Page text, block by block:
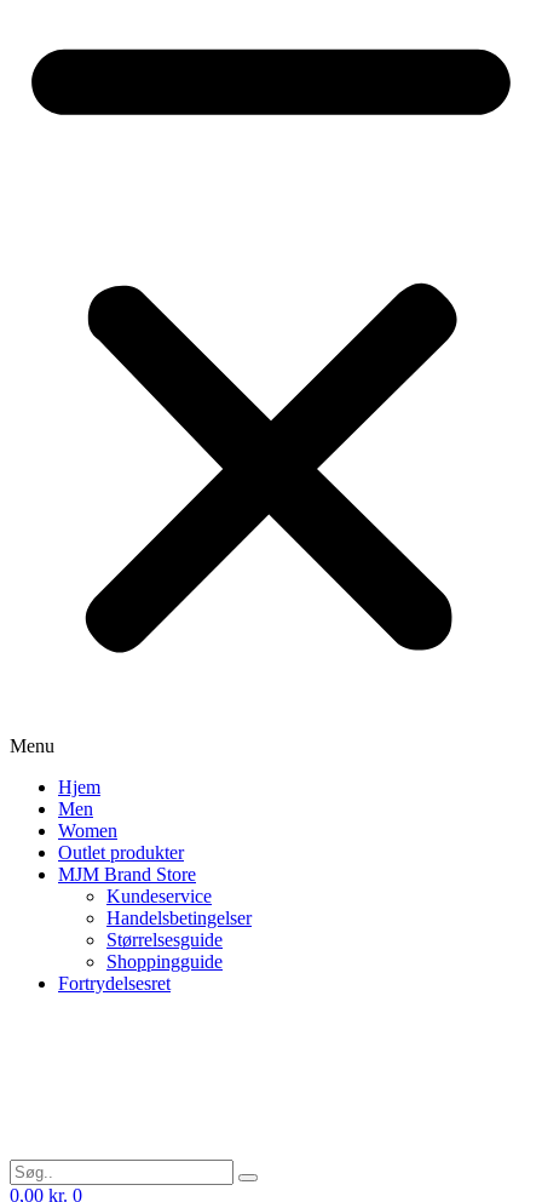
Menu
Hjem
Men
Women
Outlet produkter
MJM Brand Store
Kundeservice
Handelsbetingelser
Størrelsesguide
Shoppingguide
Fortrydelsesret
0,00 kr. 0